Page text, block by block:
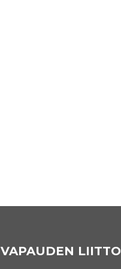
VAPAUDEN LIITTO